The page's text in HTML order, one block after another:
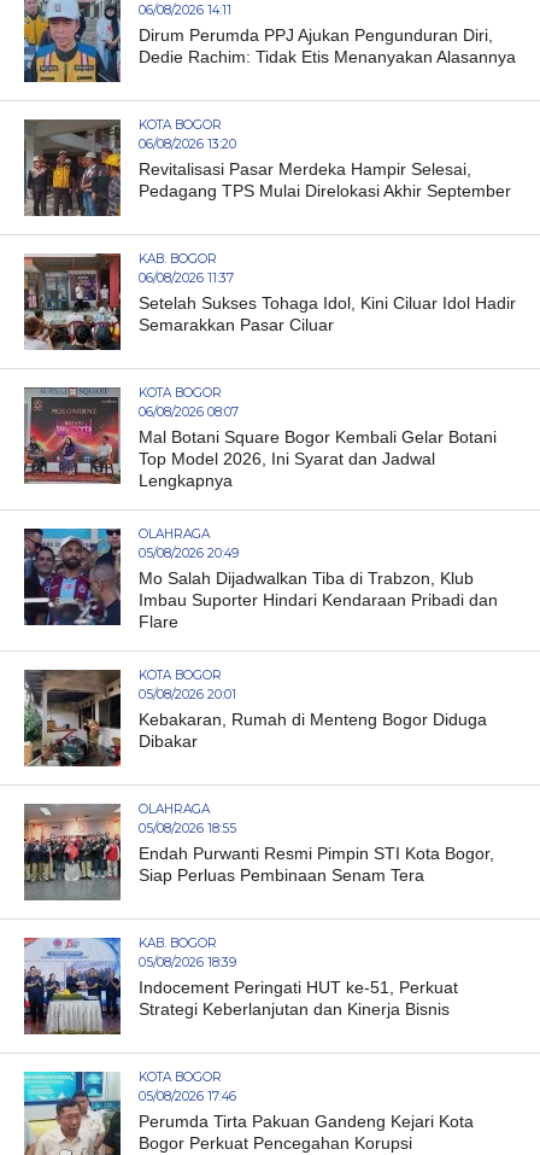
06/08/2026 14:11
Dirum Perumda PPJ Ajukan Pengunduran Diri,
Dedie Rachim: Tidak Etis Menanyakan Alasannya
KOTA BOGOR
06/08/2026 13:20
Revitalisasi Pasar Merdeka Hampir Selesai,
Pedagang TPS Mulai Direlokasi Akhir September
KAB. BOGOR
06/08/2026 11:37
Setelah Sukses Tohaga Idol, Kini Ciluar Idol Hadir
Semarakkan Pasar Ciluar
KOTA BOGOR
06/08/2026 08:07
Mal Botani Square Bogor Kembali Gelar Botani
Top Model 2026, Ini Syarat dan Jadwal
Lengkapnya
OLAHRAGA
05/08/2026 20:49
Mo Salah Dijadwalkan Tiba di Trabzon, Klub
Imbau Suporter Hindari Kendaraan Pribadi dan
Flare
KOTA BOGOR
05/08/2026 20:01
Kebakaran, Rumah di Menteng Bogor Diduga
Dibakar
OLAHRAGA
05/08/2026 18:55
Endah Purwanti Resmi Pimpin STI Kota Bogor,
Siap Perluas Pembinaan Senam Tera
KAB. BOGOR
05/08/2026 18:39
Indocement Peringati HUT ke-51, Perkuat
Strategi Keberlanjutan dan Kinerja Bisnis
KOTA BOGOR
05/08/2026 17:46
Perumda Tirta Pakuan Gandeng Kejari Kota
Bogor Perkuat Pencegahan Korupsi